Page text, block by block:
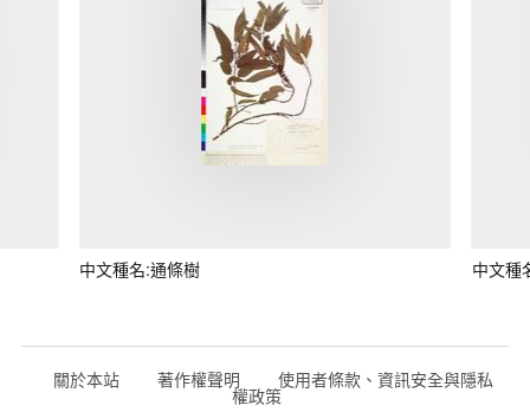
中文種名:通條樹 中文種
關於本站 著作權聲明 使用者條款、資訊安全與隱私
權政策